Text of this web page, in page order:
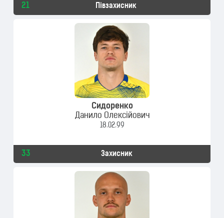
21 Півзахисник
Сидоренко
Данило Олексійович
18.02.99
33 Захисник